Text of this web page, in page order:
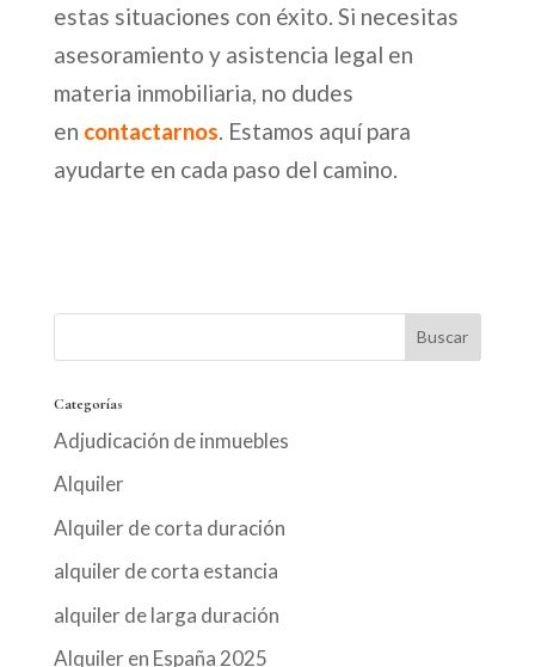
estas situaciones con éxito. Si necesitas
asesoramiento y asistencia legal en
materia inmobiliaria, no dudes
en contactarnos. Estamos aquí para
ayudarte en cada paso del camino.
Categorías
Adjudicación de inmuebles
Alquiler
Alquiler de corta duración
alquiler de corta estancia
alquiler de larga duración
Alquiler en España 2025